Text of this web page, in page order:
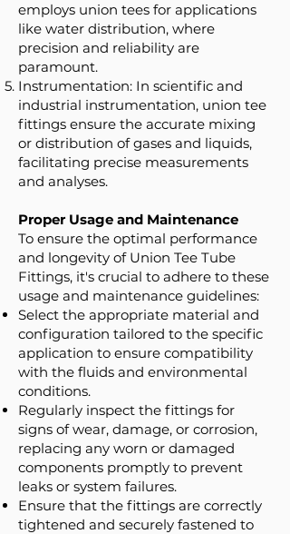
employs union tees for applications
like water distribution, where
precision and reliability are
paramount.
Instrumentation: In scientific and
industrial instrumentation, union tee
fittings ensure the accurate mixing
or distribution of gases and liquids,
facilitating precise measurements
and analyses.
Proper Usage and Maintenance
To ensure the optimal performance
and longevity of Union Tee Tube
Fittings, it's crucial to adhere to these
usage and maintenance guidelines:
Select the appropriate material and
configuration tailored to the specific
application to ensure compatibility
with the fluids and environmental
conditions.
Regularly inspect the fittings for
signs of wear, damage, or corrosion,
replacing any worn or damaged
components promptly to prevent
leaks or system failures.
Ensure that the fittings are correctly
tightened and securely fastened to